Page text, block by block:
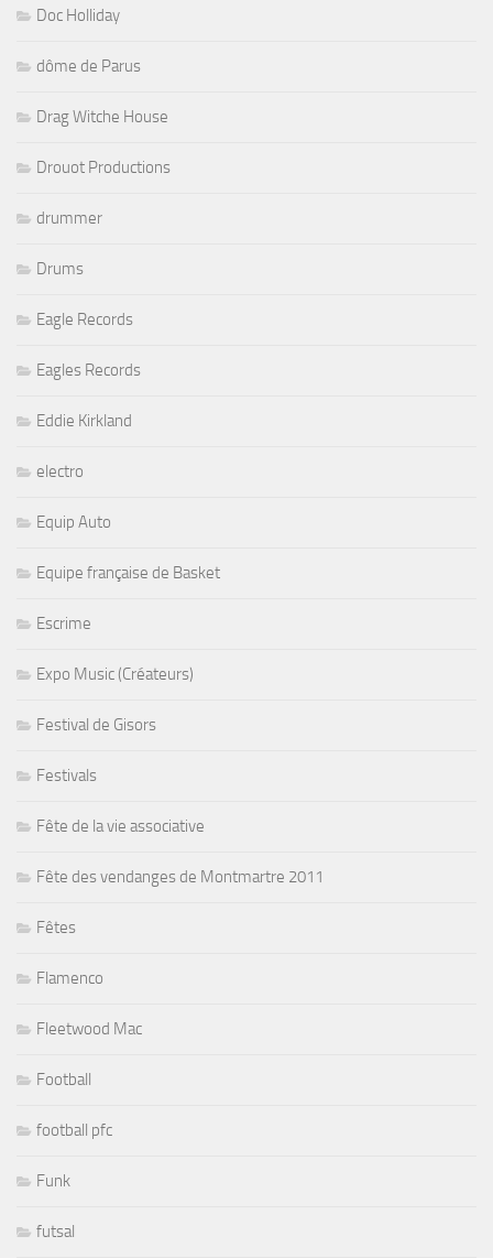
Doc Holliday
dôme de Parus
Drag Witche House
Drouot Productions
drummer
Drums
Eagle Records
Eagles Records
Eddie Kirkland
electro
Equip Auto
Equipe française de Basket
Escrime
Expo Music (Créateurs)
Festival de Gisors
Festivals
Fête de la vie associative
Fête des vendanges de Montmartre 2011
Fêtes
Flamenco
Fleetwood Mac
Football
football pfc
Funk
futsal